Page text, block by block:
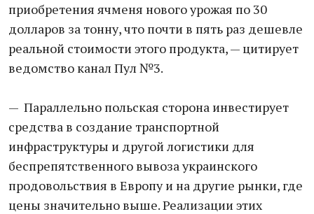
приобретения ячменя нового урожая по 30
долларов за тонну, что почти в пять раз дешевле
реальной стоимости этого продукта, — цитирует
ведомство канал Пул №3.
— Параллельно польская сторона инвестирует
средства в создание транспортной
инфраструктуры и другой логистики для
беспрепятственного вывоза украинского
продовольствия в Европу и на другие рынки, где
цены значительно выше. Реализации этих